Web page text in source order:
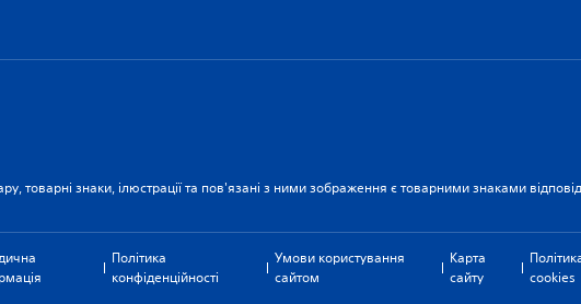
товарні знаки, ілюстрації та пов'язані з ними зображення є товарними знаками
Політика
конфіденційності
Умови користування
сайтом
Карта
сайту
cookies